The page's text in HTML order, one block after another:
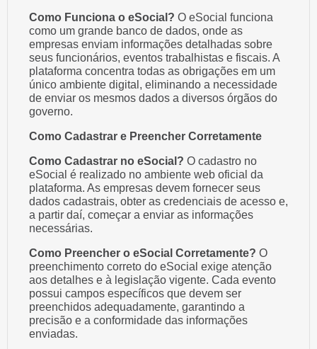
Como Funciona o eSocial? O eSocial funciona
como um grande banco de dados, onde as
empresas enviam informações detalhadas sobre
seus funcionários, eventos trabalhistas e fiscais. A
plataforma concentra todas as obrigações em um
único ambiente digital, eliminando a necessidade
de enviar os mesmos dados a diversos órgãos do
governo.
Como Cadastrar e Preencher Corretamente
Como Cadastrar no eSocial? O cadastro no
eSocial é realizado no ambiente web oficial da
plataforma. As empresas devem fornecer seus
dados cadastrais, obter as credenciais de acesso e,
a partir daí, começar a enviar as informações
necessárias.
Como Preencher o eSocial Corretamente? O
preenchimento correto do eSocial exige atenção
aos detalhes e à legislação vigente. Cada evento
possui campos específicos que devem ser
preenchidos adequadamente, garantindo a
precisão e a conformidade das informações
enviadas.